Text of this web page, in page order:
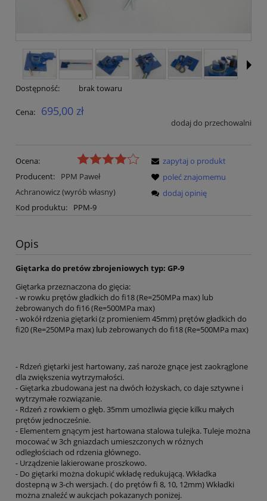
Dostępność: brak towaru
Cena: 695,00 zł
dodaj do przechowalni
Ocena:
Producent:
PPM Paweł
Achranowicz (wyrób własny)
Kod produktu:
PPM-9
zapytaj o produkt
poleć znajomemu
dodaj opinię
Opis
Giętarka do pretów zbrojeniowych typ: GP-9
Giętarka przeznaczona do gięcia:
- w rowku prętów gładkich do fi18 (Re=250MPa max) lub
żebrowanych do fi16 (Re=500MPa max)
- wokół rdzenia giętarki (z promieniem 45mm) prętów gładkich do
fi20 (Re=250MPa max) lub żebrowanych do fi18 (Re=500MPa max)
- Rdzeń giętarki jest hartowany, zaś naroże gnące jest zaokrąglone
dla zwiększenia wytrzymałości.
- Giętarka zbudowana jest na dwóch łożyskach, co daje sztywne i
wytrzymałe rozwiązanie.
- Rdzeń z rowkiem o głęb. 35mm umożliwia gięcie kilku małych
prętów jednocześnie.
- Elementem gnącym jest hartowana stalowa tulejka. Tuleje można
mocować w 3ch gniazdach umieszczonych w różnych
odległościach od rdzenia głównego.
- Urządzenie lakierowane proszkowo.
- Do giętarki można dokupić wkładę redukującą. Wkładka
dostepną w 3-ch wersjach. ( do prętów fi 8, 10, 12mm) Wkładki
można znaleźć w aukcjach pokazanych poniżej.